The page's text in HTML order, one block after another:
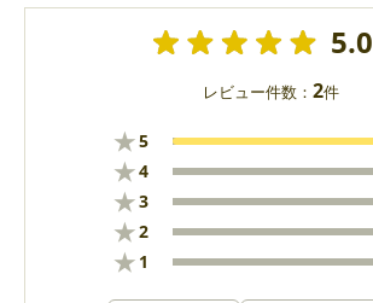
5.0
レビュー件数： 2件
★5
★4
★3
★2
★ 1